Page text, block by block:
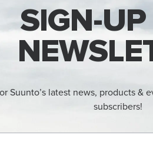
SIGN-
Suunto’s latest news, products &
subscribers!